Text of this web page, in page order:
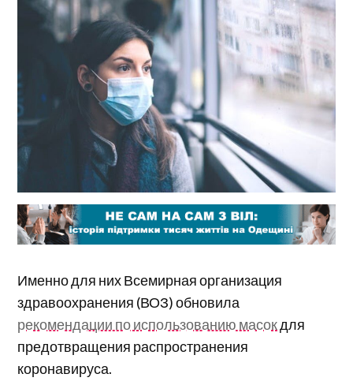
Именно для них Всемирная организация
здравоохранения (ВОЗ) обновила
рекомендации по использованию масокдля
предотвращения распространения
коронавируса.